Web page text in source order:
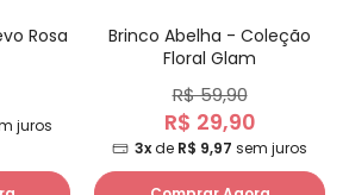
Rosa
juros
Brinco Abelha - Coleção
Floral Glam
R$ 59,90
R$ 29,90
3xde R$ 9,97 sem juros